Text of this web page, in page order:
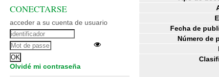
Fecha de
Número de
CONECTARSE
acceder a su cuenta de usuario
Olvidé mi contraseña